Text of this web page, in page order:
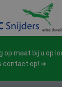
op maat bij u op
contact op!